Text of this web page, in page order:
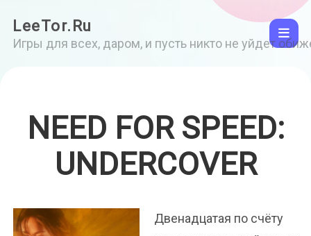
LeeTor.Ru
Игры для всех, даром, и пусть никто не уйдет
NEED FOR SPEED:
UNDERCOVER
Двенадцатая по счёту